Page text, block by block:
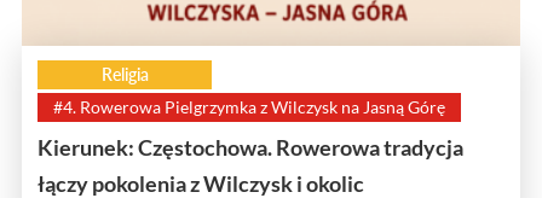
Religia
#4. Rowerowa Pielgrzymka z Wilczysk na Jasną Górę
Kierunek: Częstochowa. Rowerowa tradycja
łączy pokolenia z Wilczysk i okolic